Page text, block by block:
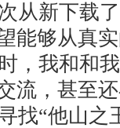
从新下载
能够从真
，我和和
流，甚至
找“他山之